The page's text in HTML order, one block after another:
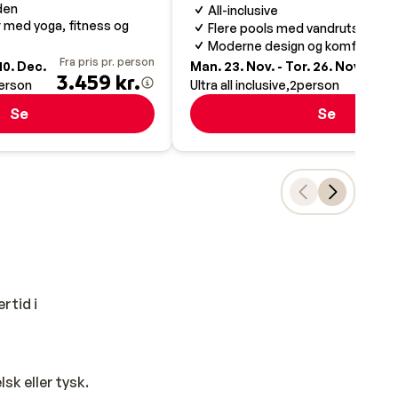
yoga, fitness og
Dec.
Fra pris pr. person
3.459 kr.
Se
All-inclusive
Flere pools med
Moderne design og
Man. 23. Nov. - Tor. 26. Nov.
Ultra all inclusive 2person
Se
i
eller tysk.